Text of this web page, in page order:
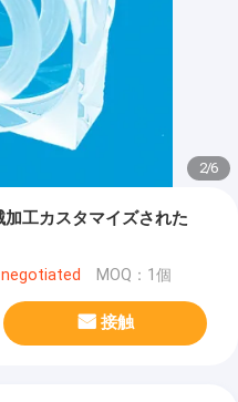
2/6
工カスタマイズされた
MOQ：1個
接触